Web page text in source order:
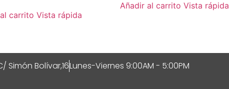
carrito Vista rápida
Añadir al carrito Vista rápida
Simón Bolívar,16Lunes-Viernes 9:00AM - 5:00PM